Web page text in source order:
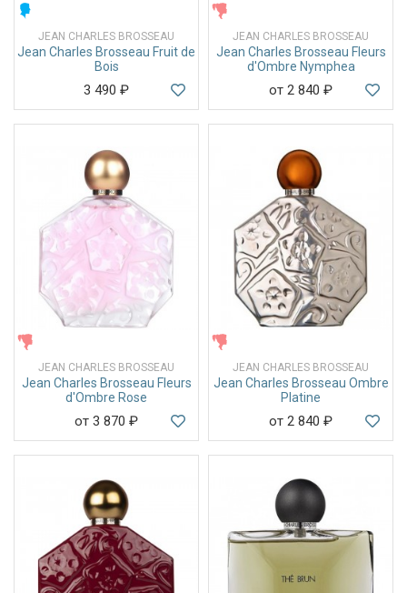
JEAN CHARLES BROSSEAU
Jean Charles Brosseau Fruit de
Bois
3 490 ₽
JEAN CHARLES BROSSEAU
Jean Charles Brosseau Fleurs
d'Ombre Nymphea
от 2 840 ₽
JEAN CHARLES BROSSEAU
Jean Charles Brosseau Fleurs
d'Ombre Rose
от 3 870 ₽
JEAN CHARLES BROSSEAU
Jean Charles Brosseau Ombre
Platine
от 2 840 ₽